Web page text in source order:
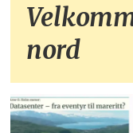
nord